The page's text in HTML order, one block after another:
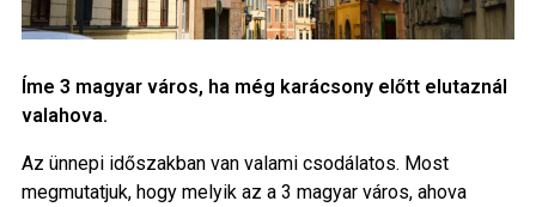
Íme 3 magyar város, ha még karácsony előtt elutaznál
valahova.
Az ünnepi időszakban van valami csodálatos. Most
megmutatjuk, hogy melyik az a 3 magyar város, ahova